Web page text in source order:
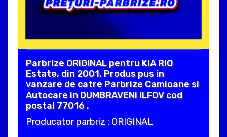
Parbrize ORIGINAL pentru KIA RIO
Estate, din 2001. Produs pus in
vanzare de catre Parbrize Camioane si
Autocare in DUMBRAVENI ILFOV cod
postal 77016 .
Producator parbriz : ORIGINAL